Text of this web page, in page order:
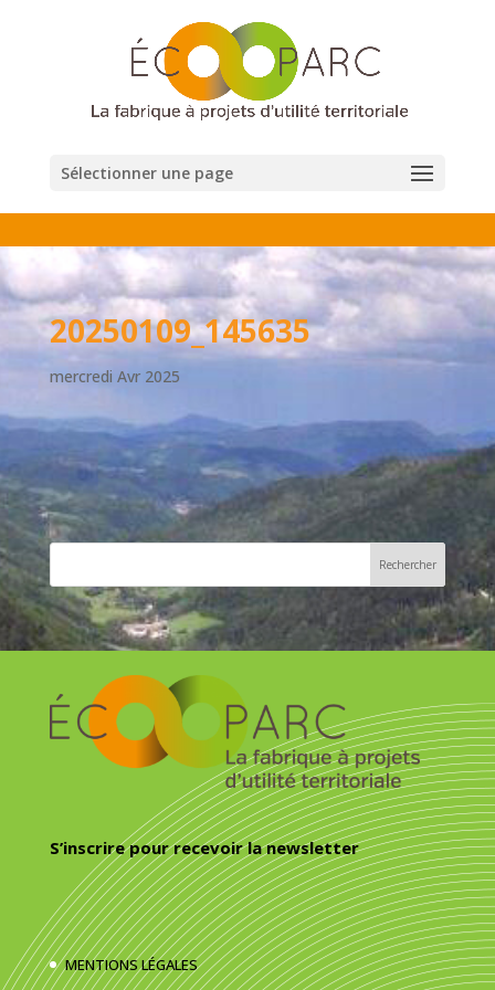
Sélectionner une page
20250109_145635
mercredi Avr 2025
S’inscrire pour recevoir la newsletter
MENTIONS LÉGALES